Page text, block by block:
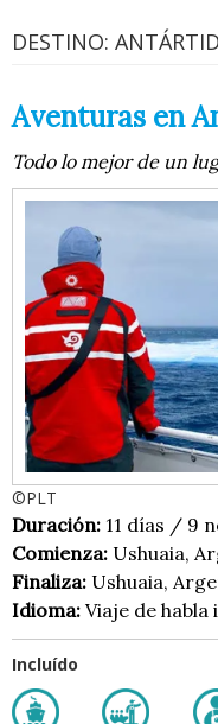
DESTINO:
Aventuras en
Todo lo mejor de un
©PLT
Duración: 11 días / 9
Comienza: Ushuaia,
Finaliza: Ushuaia,
Idioma: Viaje de habla
Incluído